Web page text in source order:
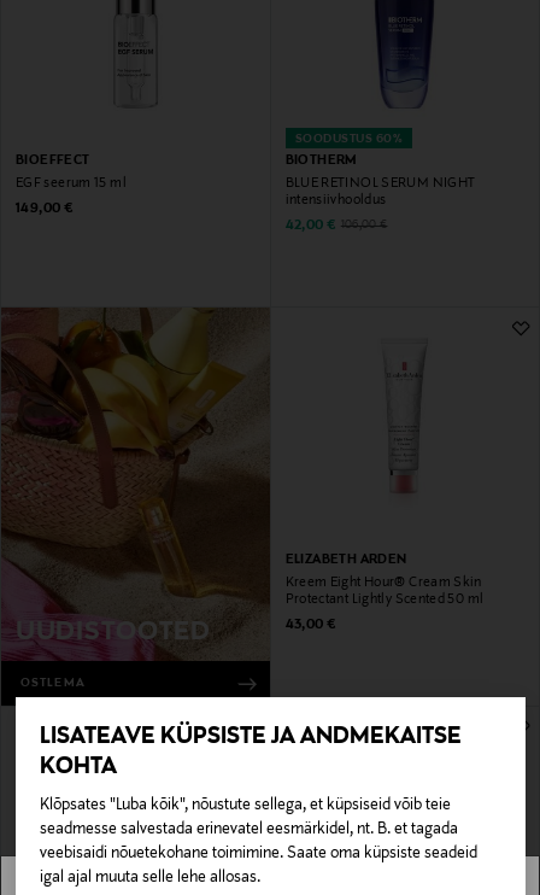
LISATEAVE KÜPSISTE JA ANDMEKAITSE
KOHTA
Klõpsates "Luba kõik", nõustute sellega, et küpsiseid võib teie
seadmesse salvestada erinevatel eesmärkidel, nt. B. et tagada
veebisaidi nõuetekohane toimimine. Saate oma küpsiste seadeid
igal ajal muuta selle lehe allosas.
BIOEFFECT
EGF seerum 15 ml
Original Price
149,00 €
SOODUSTUS 60%
BIOTHERM
BLUE RETINOL SERUM NIGHT
intensiivhooldus
Discounted Price
42,00 € Original Price
106,00 €
UUDISTOOTED
OSTLEMA
ELIZABETH ARDEN
Kreem Eight Hour® Cream Skin
Protectant Lightly Scented 50 ml
Original Price
43,00 €